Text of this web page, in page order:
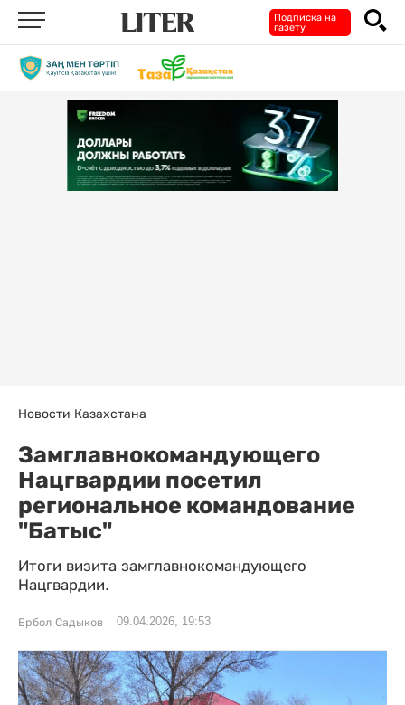
Подписка на
газету
Новости Казахстана
Замглавнокомандующего
Нацгвардии посетил
региональное командование
"Батыс"
Итоги визита замглавнокомандующего
Нацгвардии.
Ербол Садыков 09.04.2026, 19:53